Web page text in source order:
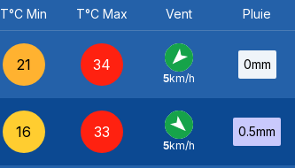
T°C Min T°C Max Vent Pluie
21 34
NE
5km/h
0mm
16 33
NO
5km/h
0.5mm